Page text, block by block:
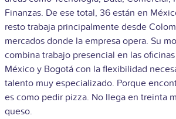
Finanzas. De ese total, 36 están en
resto trabaja principalmente desde
mercados donde la empresa opera. Su
combina trabajo presencial en las
México y Bogotá con la flexibilidad
talento muy especializado. Porque
es como pedir pizza. No llega en treinta
queso.